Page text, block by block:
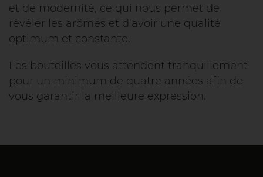
et de modernité, ce qui nous permet de
révéler les arômes et d’avoir une qualité
optimum et constante.
Les bouteilles vous attendent tranquillement
pour un minimum de quatre années afin de
vous garantir la meilleure expression.